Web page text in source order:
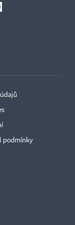
podmínky